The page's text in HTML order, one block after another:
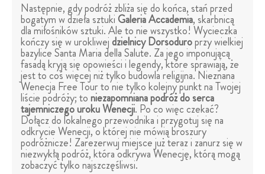
Następnie, gdy podróż zbliża się do końca, stań przed
bogatym w dzieła sztukiGaleria Accademia, skarbnicą
dla miłośników sztuki. Ale to nie wszystko! Wycieczka
kończy się w urokliwejdzielnicy Dorsoduroprzy wielkiej
bazylice Santa Maria della Salute. Za jego imponującą
fasadą kryją się opowieści i legendy, które sprawiają, że
jest to coś więcej niż tylko budowla religijna. Nieznana
Wenecja Free Tour to nie tylko kolejny punkt na Twojej
liście podróży; toniezapomniana podróż do serca
tajemniczego uroku Wenecji. Po co więc czekać?
Dołącz do lokalnego przewodnika i przygotuj się na
odkrycie Wenecji, o której nie mówią broszury
podróżnicze! Zarezerwuj miejsce już teraz i zanurz się w
niezwykłą podróż, która odkrywa Wenecję, którą mogą
zobaczyć tylko najszczęśliwsi.